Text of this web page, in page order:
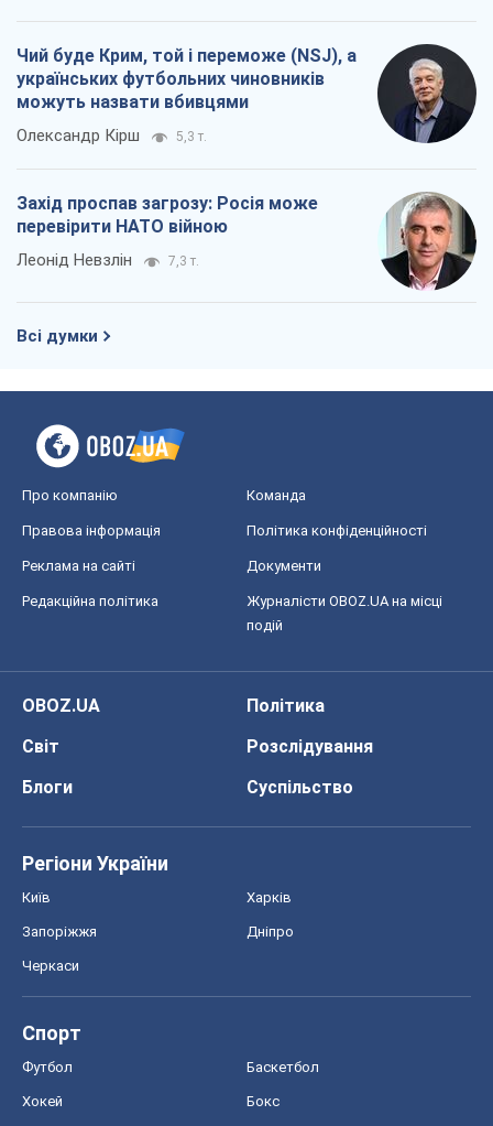
Чий буде Крим, той і переможе (NSJ), а
українських футбольних чиновників
можуть назвати вбивцями
Олександр Кірш 5,3 т.
Захід проспав загрозу: Росія може
перевірити НАТО війною
Леонід Невзлін 7,3 т.
Всі думки
Про компанію Команда
Правова інформація Політика конфіденційності
Реклама на сайті Документи
Редакційна політика
Журналісти OBOZ.UA на місці
подій
OBOZ.UA
Політика
Світ
Розслідування
Блоги
Суспільство
Регіони України
Київ Харків
Запоріжжя Дніпро
Черкаси
Спорт
Футбол Баскетбол
Хокей Бокс